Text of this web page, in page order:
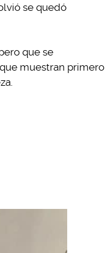
se quedó
que se
muestran primero